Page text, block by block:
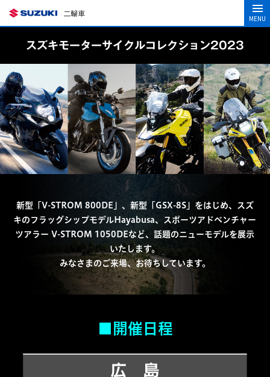
二輪車
MENU
スズキモーターサイクルコレクション2023
新型「V-STROM 800DE」、新型「GSX-8S」をはじめ、スズ
キのフラッグシップモデルHayabusa、スポーツアドベンチャー
ツアラー V-STROM 1050DEなど、話題のニューモデルを展示
いたします。
みなさまのご来場、お待ちしています。
■開催日程